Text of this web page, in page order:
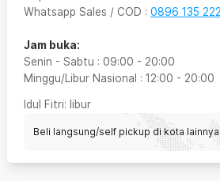
Whatsapp Sales / COD : 0896 135
Jam buka:
Senin - Sabtu : 09:00 - 20:00
Minggu/Libur Nasional : 12:00 - 20:00
Idul Fitri: libur
Beli langsung/self pickup di kota lainnya